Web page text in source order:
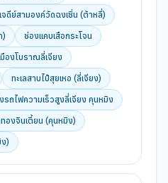
เจดีย์สามองค์วัดฉงเซิ่น (ต้าหลี่)
)
ช่องแคบเสือกระโจน
มืองโบราณลี่เจียง
ทะเลสาบไป๋สุยเหอ (ลี่เจียง)
รถไฟความเร็วสูงลี่เจียง คุนหมิง
องจินเตี้ยน (คุนหมิง)
)